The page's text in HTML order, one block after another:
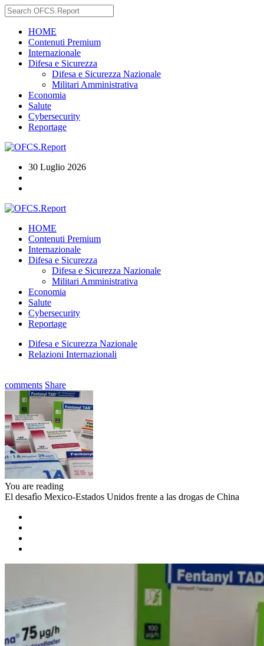
HOME
Contenuti Premium
Internazionale
Difesa e Sicurezza
Difesa e Sicurezza Nazionale
Militari Amministrativa
Economia
Salute
Cybersecurity
Reportage
30 Luglio 2026
HOME
Contenuti Premium
Internazionale
Difesa e Sicurezza
Difesa e Sicurezza Nazionale
Militari Amministrativa
Economia
Salute
Cybersecurity
Reportage
Difesa e Sicurezza Nazionale
Relazioni Internazionali
comments Share
You are reading
El desafìo Mexico-Estados Unidos frente a las drogas de China